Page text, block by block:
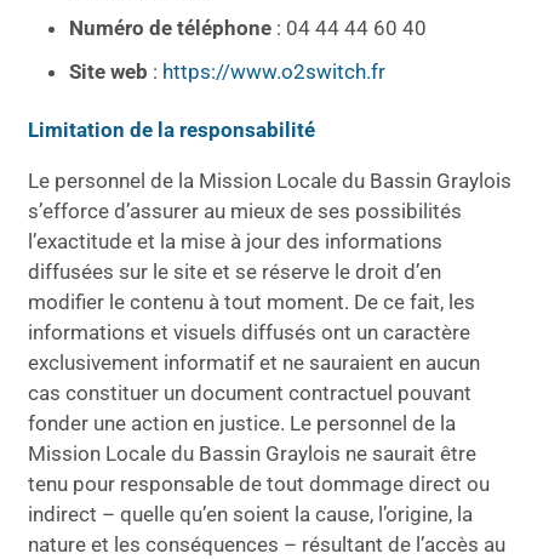
Numéro de téléphone : 04 44 44 60 40
Site web : https://www.o2switch.fr
Limitation de la responsabilité
Le personnel de la Mission Locale du Bassin Graylois
s’efforce d’assurer au mieux de ses possibilités
l’exactitude et la mise à jour des informations
diffusées sur le site et se réserve le droit d’en
modifier le contenu à tout moment. De ce fait, les
informations et visuels diffusés ont un caractère
exclusivement informatif et ne sauraient en aucun
cas constituer un document contractuel pouvant
fonder une action en justice. Le personnel de la
Mission Locale du Bassin Graylois ne saurait être
tenu pour responsable de tout dommage direct ou
indirect – quelle qu’en soient la cause, l’origine, la
nature et les conséquences – résultant de l’accès au